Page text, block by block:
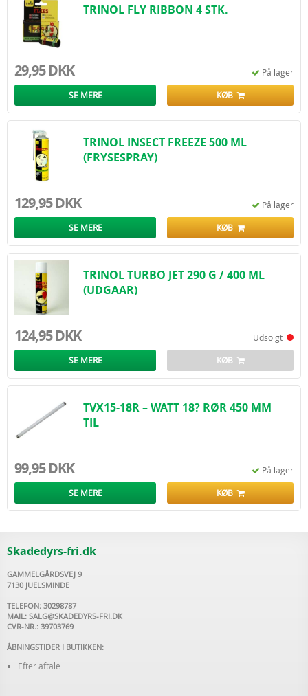
TRINOL FLY RIBBON 4 STK.
29,95 DKK På lager
SE MERE KØB
TRINOL INSECT FREEZE 500 ML
(FRYSESPRAY)
129,95 DKK På lager
SE MERE KØB
TRINOL TURBO JET 290 G / 400 ML
(UDGAAR)
124,95 DKK Udsolgt
SE MERE KØB
TVX15-18R – WATT 18? RØR 450 MM
TIL
99,95 DKK På lager
SE MERE KØB
Skadedyrs-fri.dk
GAMMELGÅRDSVEJ 9
7130 JUELSMINDE
TELEFON: 30298787
MAIL: SALG@SKADEDYRS-FRI.DK
CVR-NR.: 39703769
ÅBNINGSTIDER I BUTIKKEN:
Efter aftale